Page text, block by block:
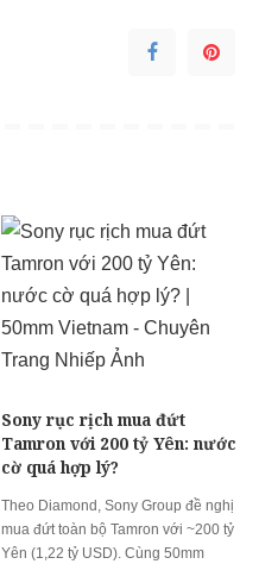
Sony rục rịch mua đứt
Tamron với 200 tỷ Yên: nước
cờ quá hợp lý?
Theo Diamond, Sony Group đề nghị
mua đứt toàn bộ Tamron với ~200 tỷ
Yên (1,22 tỷ USD). Cùng 50mm